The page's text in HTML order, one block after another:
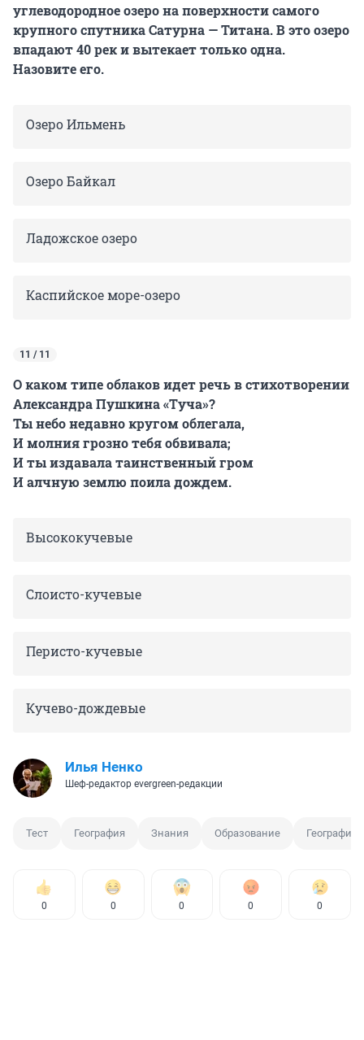
углеводородное озеро на поверхности самого
крупного спутника Сатурна — Титана. В это озеро
впадают 40 рек и вытекает только одна.
Назовите его.
Озеро Ильмень
Озеро Байкал
Ладожское озеро
Каспийское море-озеро
11 / 11
О каком типе облаков идет речь в стихотворении
Александра Пушкина «Туча»?
Ты небо недавно кругом облегала,
И молния грозно тебя обвивала;
И ты издавала таинственный гром
И алчную землю поила дождем.
Высококучевые
Слоисто-кучевые
Перисто-кучевые
Кучево-дождевые
Илья Ненко
Шеф-редактор evergreen-редакции
Тест География Знания Образование
0 0 0 0 0